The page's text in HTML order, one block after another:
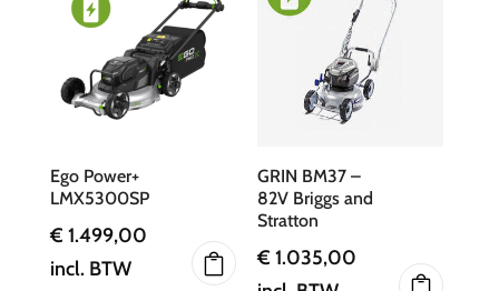
Ego Power+
LMX5300SP
€ 1.499,00
incl. BTW
GRIN BM37 –
82V Briggs and
Stratton
€ 1.035,00